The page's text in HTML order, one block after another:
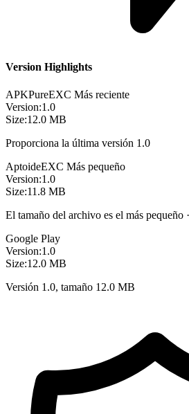
Version Highlights
APKPureEXC Más reciente
Version:1.0
Size:12.0 MB
Proporciona la última versión 1.0
AptoideEXC Más pequeño
Version:1.0
Size:11.8 MB
El tamaño del archivo es el más pequeño
Google Play
Version:1.0
Size:12.0 MB
Versión 1.0, tamaño 12.0 MB